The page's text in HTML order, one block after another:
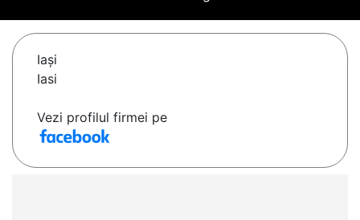
Iaşi
Iasi
Vezi profilul firmei pe